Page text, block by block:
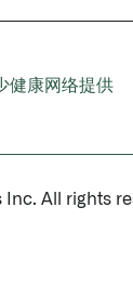
健康网络提供
All rights